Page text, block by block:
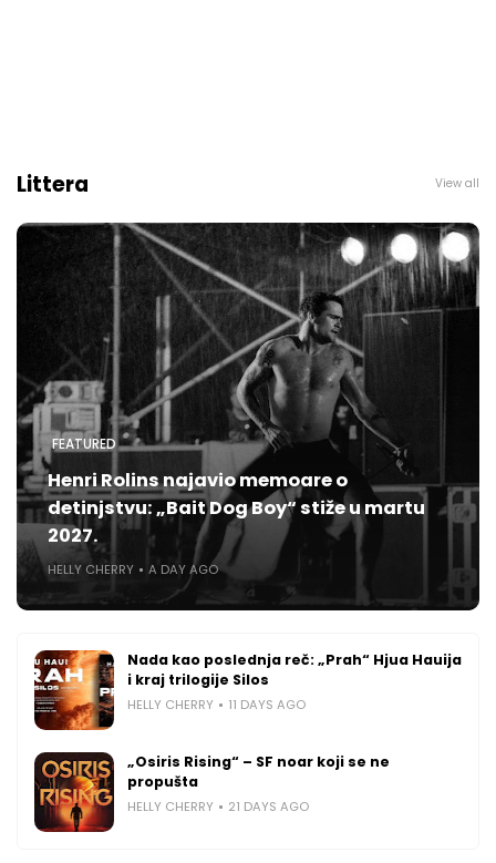
Littera View all
FEATURED
Henri Rolins najavio memoare o
detinjstvu: „Bait Dog Boy“ stiže u martu
2027.
HELLY CHERRY A DAY AGO
Nada kao poslednja reč: „Prah“ Hjua Hauija
i kraj trilogije Silos
HELLY CHERRY 11 DAYS AGO
„Osiris Rising“ – SF noar koji se ne
propušta
HELLY CHERRY 21 DAYS AGO